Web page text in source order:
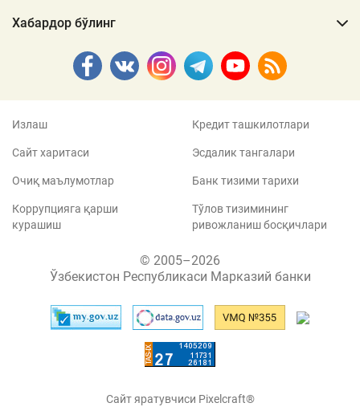
Хабардор бўлинг
Излаш
Сайт харитаси
Очиқ маълумотлар
Коррупцияга қарши
курашиш
Кредит ташкилотлари
Эсдалик тангалари
Банк тизими тарихи
Тўлов тизимининг
ривожланиш босқичлари
© 2005–2026
Ўзбекистон Республикаси Марказий банки
Сайт яратувчиси Pixelcraft®